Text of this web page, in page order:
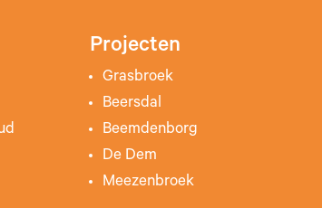
Projecten
Grasbroek
Beersdal
Beemdenborg
De Dem
Meezenbroek